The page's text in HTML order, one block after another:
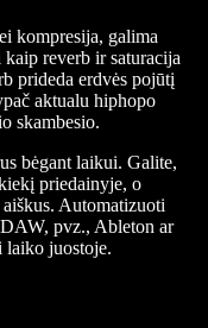
kompresija, galima
reverb ir saturacija
prideda erdvės pojūtį
aktualu hiphopo
skambesio.
bėgant laikui. Galite,
priedainyje, o
Automatizuoti
pvz., Ableton ar
laiko juostoje.